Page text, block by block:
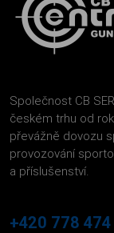
Společnost CB
českém trhu od
převážně dovozu
provozování
a příslušenství.
+420 778